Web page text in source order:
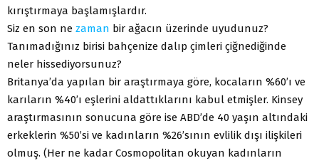
kırıştırmaya başlamışlardır.
Siz en son ne zaman bir ağacın üzerinde uyudunuz?
Tanımadığınız birisi bahçenize dalıp çimleri çiğnediğinde
neler hissediyorsunuz?
Britanya’da yapılan bir araştırmaya göre, kocaların %60’ı ve
karıların %40’ı eşlerini aldattıklarını kabul etmişler. Kinsey
araştırmasının sonucuna göre ise ABD’de 40 yaşın altındaki
erkeklerin %50’si ve kadınların %26’sının evlilik dışı ilişkileri
olmuş. (Her ne kadar Cosmopolitan okuyan kadınların